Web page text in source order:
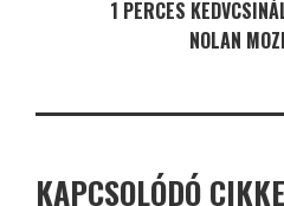
1 PERCES
NOLAN
KAPCSOLÓDÓ